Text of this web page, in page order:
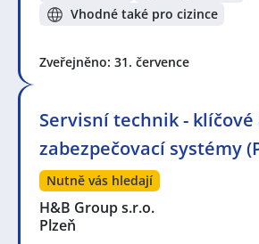
Vhodné také pro cizince
Zveřejněno: 31. července
Servisní technik - klíčové
zabezpečovací systémy
Nutně vás hledají
H&B Group s.r.o.
Plzeň